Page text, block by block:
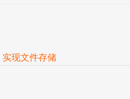
现文件存储